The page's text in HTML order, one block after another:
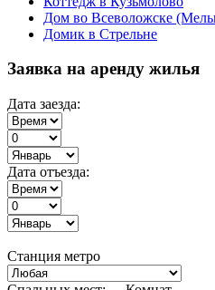
Дом во Всеволожске
Домик в Стрельне
Заявка на аренду жилья
Дата заезда:
Дата отъезда:
Станция метро